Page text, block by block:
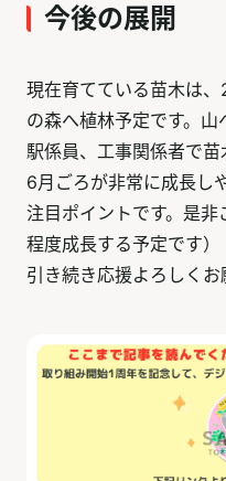
今後の展開
現在育てている苗木は
の森へ植林予定です。
駅係員、工事関係者で
6月ごろが非常に成長し
注目ポイントです。是
程度成長する予定です）
引き続き応援よろしくお